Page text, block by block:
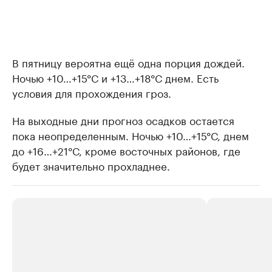
В пятницу вероятна ещё одна порция дождей.
Ночью +10…+15°С и +13…+18°С днем. Есть
условия для прохождения гроз.
На выходные дни прогноз осадков остается
пока неопределенным. Ночью +10…+15°С, днем
до +16…+21°С, кроме восточных районов, где
будет значительно прохладнее.